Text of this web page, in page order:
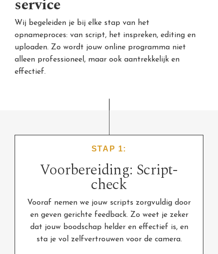
service
Wij begeleiden je bij elke stap van het
opnameproces: van script, het inspreken, editing en
uploaden. Zo wordt jouw online programma niet
alleen professioneel, maar ook aantrekkelijk en
effectief.
STAP 1:
Voorbereiding: Script-
check
Vooraf nemen we jouw scripts zorgvuldig door
en geven gerichte feedback. Zo weet je zeker
dat jouw boodschap helder en effectief is, en
sta je vol zelfvertrouwen voor de camera.